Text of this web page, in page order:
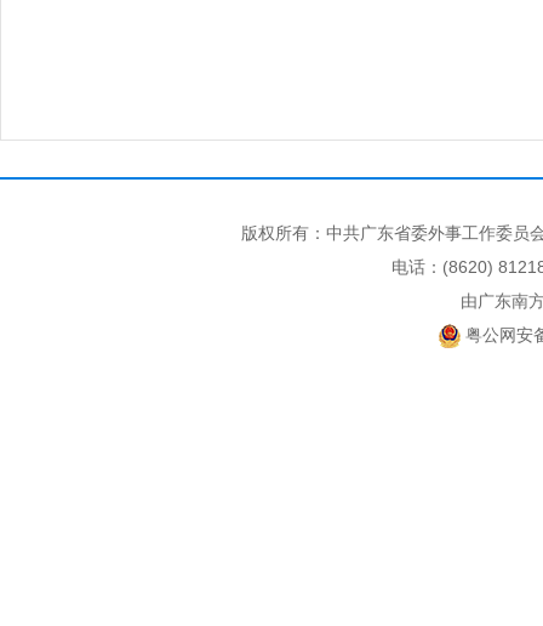
版权所有：中共广东省委外事工作委
电话：(8620)
由广东南
粤公网安